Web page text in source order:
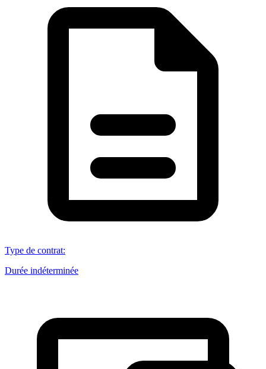
Type de contrat:
Durée indéterminée